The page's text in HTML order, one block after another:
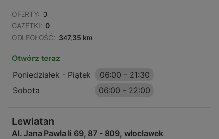
OFERTY: 0
GAZETKI: 0
ODLEGŁOŚĆ: 347,35 km
Otwórz teraz
Poniedziałek - Piątek
06:00 - 21:30
Sobota
06:00 - 22:00
Lewiatan
Al. Jana Pawła Ii 69, 87 - 809, włocławek